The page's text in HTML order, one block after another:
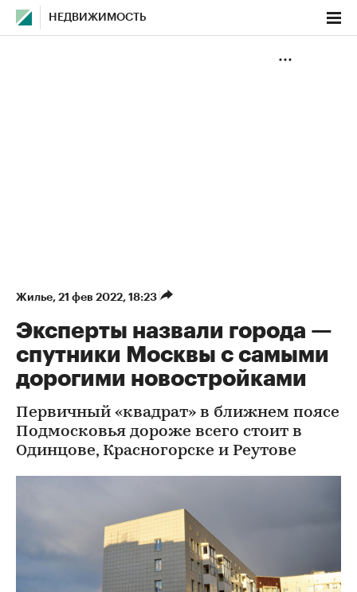
НЕДВИЖИМОСТЬ
Жилье⁠, 21 фев 2022, 18:23
Эксперты назвали города —
спутники Москвы с самыми
дорогими новостройками
Первичный «квадрат» в ближнем поясе
Подмосковья дороже всего стоит в
Одинцове, Красногорске и Реутове